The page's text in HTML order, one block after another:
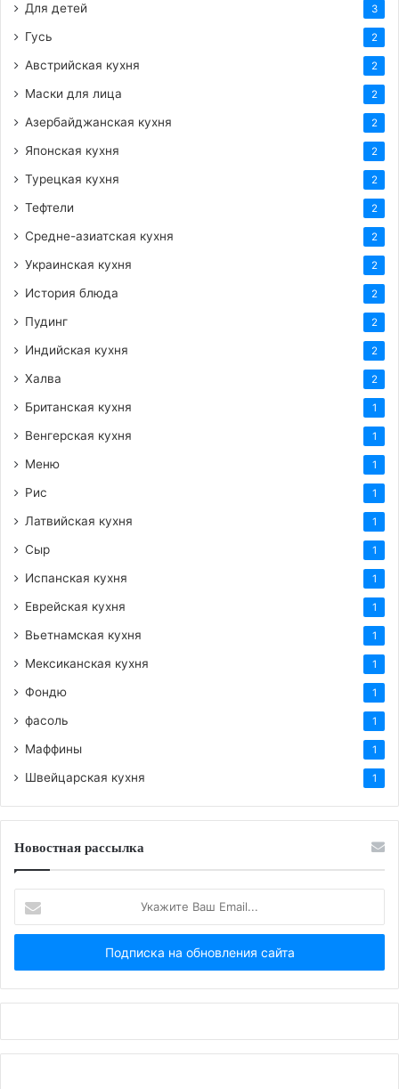
Для детей 3
Гусь 2
Австрийская кухня 2
Маски для лица 2
Азербайджанская кухня 2
Японская кухня 2
Турецкая кухня 2
Тефтели 2
Средне-азиатская кухня 2
Украинская кухня 2
История блюда 2
Пудинг 2
Индийская кухня 2
Халва 2
Британская кухня 1
Венгерская кухня 1
Меню 1
Рис 1
Латвийская кухня 1
Сыр 1
Испанская кухня 1
Еврейская кухня 1
Вьетнамская кухня 1
Мексиканская кухня 1
Фондю 1
фасоль 1
Маффины 1
Швейцарская кухня 1
Новостная рассылка
Ваш
Email...